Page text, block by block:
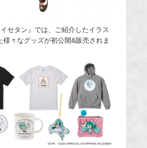
イセタン』では、ご紹介したイラス
様々なグッズが初公開&販売されま